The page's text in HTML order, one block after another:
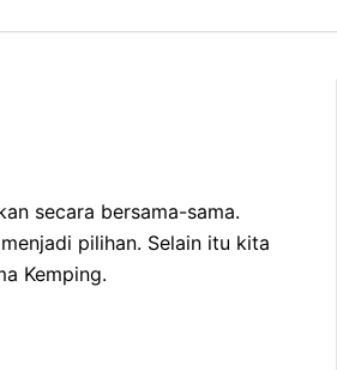
secara bersama-sama.
pilihan. Selain itu kita
Kemping.